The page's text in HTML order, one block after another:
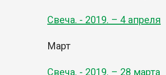
Свеча. - 2019. – 4 апреля
Март
Свеча. - 2019. – 28 марта